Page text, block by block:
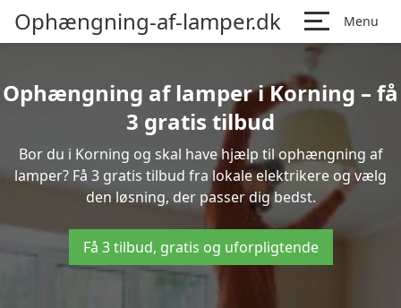
Ophængning-af-lamper.dk Menu
Ophængning af lamper i Korning – få
3 gratis tilbud
Bor du i Korning og skal have hjælp til ophængning af
lamper? Få 3 gratis tilbud fra lokale elektrikere og vælg
den løsning, der passer dig bedst.
Få 3 tilbud, gratis og uforpligtende